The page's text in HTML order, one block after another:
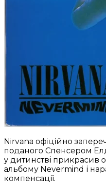
Nirvana офіційно
поданого Спенсером
у дитинстві прикрасив
альбому Nevermind і
компенсації.